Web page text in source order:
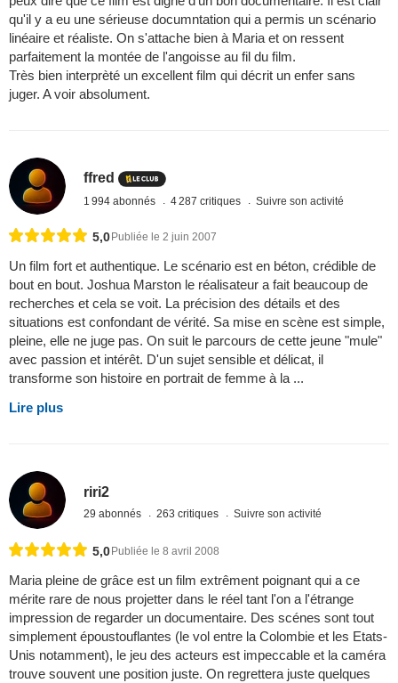
qu'il y a eu une sérieuse documntation qui a permis un scénario
linéaire et réaliste. On s'attache bien à Maria et on ressent
parfaitement la montée de l'angoisse au fil du film.
Très bien interprèté un excellent film qui décrit un enfer sans
juger. A voir absolument.
ffred
1 994 abonnés 4 287 critiques Suivre son activité
5,0 Publiée le 2 juin 2007
Un film fort et authentique. Le scénario est en béton, crédible de
bout en bout. Joshua Marston le réalisateur a fait beaucoup de
recherches et cela se voit. La précision des détails et des
situations est confondant de vérité. Sa mise en scène est simple,
pleine, elle ne juge pas. On suit le parcours de cette jeune "mule"
avec passion et intérêt. D'un sujet sensible et délicat, il
transforme son histoire en portrait de femme à la ...
Lire plus
riri2
29 abonnés 263 critiques Suivre son activité
5,0Publiée le 8 avril 2008
Maria pleine de grâce est un film extrêment poignant qui a ce
mérite rare de nous projetter dans le réel tant l'on a l'étrange
impression de regarder un documentaire. Des scénes sont tout
simplement époustouflantes (le vol entre la Colombie et les Etats-
Unis notamment), le jeu des acteurs est impeccable et la caméra
trouve souvent une position juste. On regrettera juste quelques